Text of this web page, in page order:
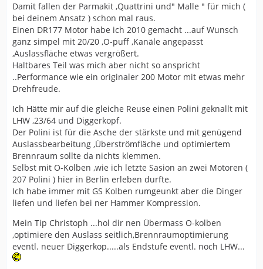
Damit fallen der Parmakit ,Quattrini und" Malle " für mich (
bei deinem Ansatz ) schon mal raus.
Einen DR177 Motor habe ich 2010 gemacht ...auf Wunsch
ganz simpel mit 20/20 ,O-puff ,Kanäle angepasst
,Auslassfläche etwas vergrößert.
Haltbares Teil was mich aber nicht so anspricht
..Performance wie ein originaler 200 Motor mit etwas mehr
Drehfreude.
Ich Hätte mir auf die gleiche Reuse einen Polini geknallt mit
LHW ,23/64 und Diggerkopf.
Der Polini ist für die Asche der stärkste und mit genügend
Auslassbearbeitung ,Überströmfläche und optimiertem
Brennraum sollte da nichts klemmen.
Selbst mit O-Kolben ,wie ich letzte Sasion an zwei Motoren (
207 Polini ) hier in Berlin erleben durfte.
Ich habe immer mit GS Kolben rumgeunkt aber die Dinger
liefen und liefen bei ner Hammer Kompression.
Mein Tip Christoph ...hol dir nen Übermass O-kolben
,optimiere den Auslass seitlich,Brennraumoptimierung
eventl. neuer Diggerkop.....als Endstufe eventl. noch LHW...